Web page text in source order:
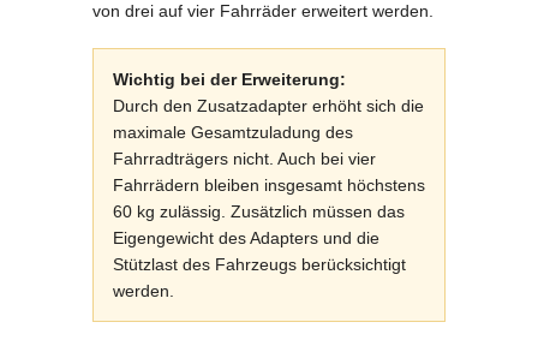
von drei auf vier Fahrräder erweitert werden.
Wichtig bei der Erweiterung:
Durch den Zusatzadapter erhöht sich die
maximale Gesamtzuladung des
Fahrradträgers nicht. Auch bei vier
Fahrrädern bleiben insgesamt höchstens
60 kg zulässig. Zusätzlich müssen das
Eigengewicht des Adapters und die
Stützlast des Fahrzeugs berücksichtigt
werden.